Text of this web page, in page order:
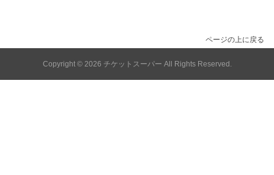
ページの上に戻る
Copyright © 2026 チケットスーパー All Rights Reserved.